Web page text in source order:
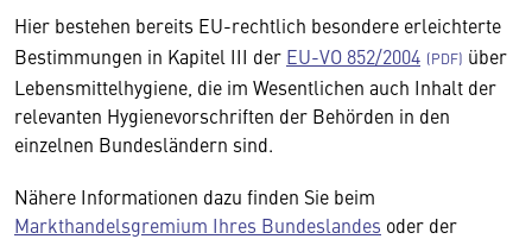
Hier bestehen bereits EU-rechtlich besondere erleichterte
Bestimmungen in Kapitel III der EU-VO 852/2004
über
Lebensmittelhygiene, die im Wesentlichen auch Inhalt der
relevanten Hygienevorschriften der Behörden in den
einzelnen Bundesländern sind.
Nähere Informationen dazu finden Sie beim
Markthandelsgremium Ihres Bundeslandes oder der